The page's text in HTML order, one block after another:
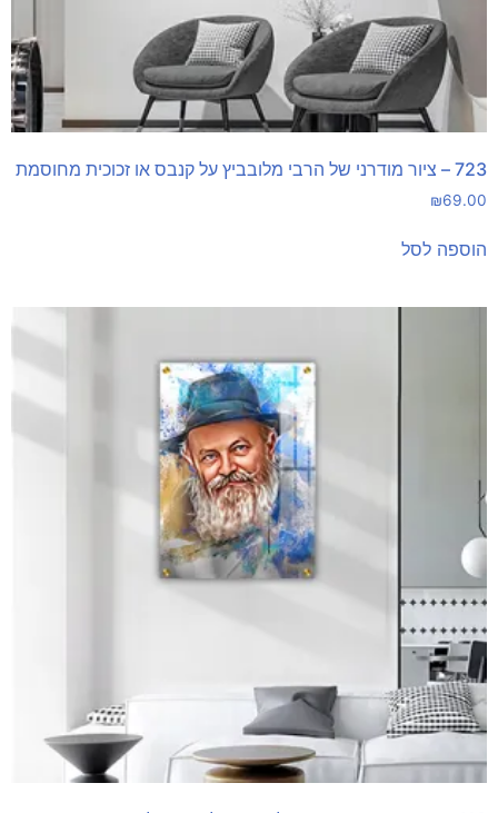
723 – ציור מודרני של הרבי מלובביץ על קנבס או זכוכית מחוסמת
₪69.00
הוספה לסל